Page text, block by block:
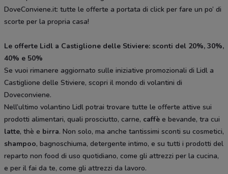
DoveConviene.it: tutte le offerte a portata di click per fare un po’ di
scorte per la propria casa!
Le offerte Lidl a Castiglione delle Stiviere: sconti del 20%, 30%,
40% e 50%
Se vuoi rimanere aggiornato sulle iniziative promozionali di Lidl a
Castiglione delle Stiviere, scopri il mondo di volantini di
Doveconviene.
Nell’ultimo volantino Lidl potrai trovare tutte le offerte attive sui
prodotti alimentari, quali prosciutto, carne, caffè e bevande, tra cui
latte, thè e birra. Non solo, ma anche tantissimi sconti su cosmetici,
shampoo, bagnoschiuma, detergente intimo, e su tutti i prodotti del
reparto non food di uso quotidiano, come gli attrezzi per la cucina,
e per il fai da te, come gli attrezzi da lavoro.